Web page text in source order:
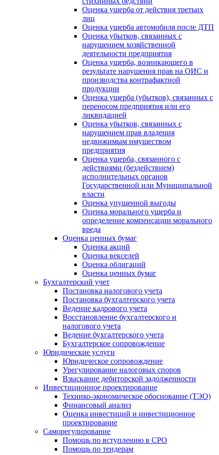
Оценка ущерба от действия третьих
лиц
Оценка ущерба автомобиля после ДТП
Оценка убытков, связанных с
нарушением хозяйственной
деятельности предприятия
Оценка ущерба, возникающего в
результате нарушения прав на ОИС и
производства контрафактной
продукции
Оценка ущерба (убытков), связанных с
переносом предприятия или его
ликвидацией
Оценка убытков, связанных с
нарушением прав владения
недвижимым имуществом
предприятия
Оценка ущерба, связанного с
действиями (бездействием)
исполнительных органов
Государственной или Муниципальной
власти
Оценка упущенной выгоды
Оценка морального ущерба и
определение компенсации морального
вреда
Оценка ценных бумаг
Оценка акций
Оценка векселей
Оценка облигаций
Оценка ценных бумаг
Бухгалтерский учет
Постановка налогового учета
Постановка бухгалтерского учета
Ведение кадрового учета
Восстановление бухгалтерского и
налогового учета
Ведение бухгалтерского учета
Бухгалтерское сопровождение
Юридические услуги
Юридическое сопровождение
Урегулирование налоговых споров
Взыскание дебиторской задолженности
Инвестиционное проектирование
Технико-экономическое обоснование (ТЭО)
Финансовый анализ
Оценка инвестиций и инвестиционное
проектирование
Саморегулирование
Помощь по вступлению в СРО
Помощь по тендерам